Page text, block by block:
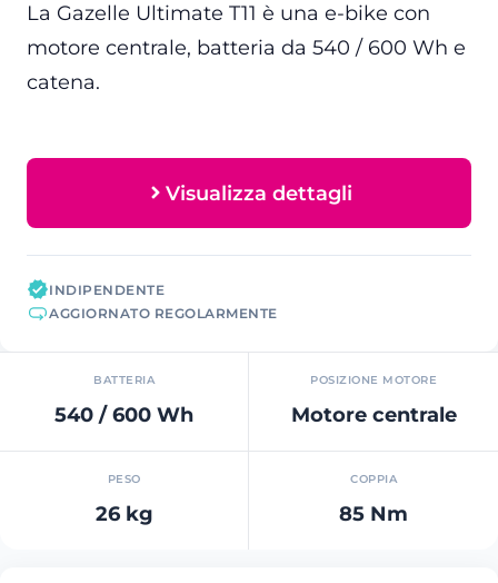
La Gazelle Ultimate T11 è una e-bike con
motore centrale, batteria da 540 / 600 Wh e
catena.
Visualizza dettagli
INDIPENDENTE
AGGIORNATO REGOLARMENTE
BATTERIA
540 / 600 Wh
POSIZIONE MOTORE
Motore centrale
PESO
26 kg
COPPIA
85 Nm